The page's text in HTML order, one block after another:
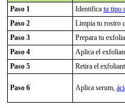
Paso 1
Identifica tu tipo
Paso 2
Limpia tu rostro
Paso 3
Prepara tu
Paso 4
Aplica el
Paso 5
Retira el
Paso 6 Aplica serum,